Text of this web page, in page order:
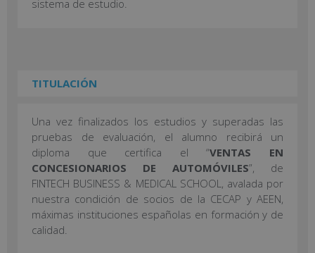
sistema de estudio.
TITULACIÓN
Una vez finalizados los estudios y superadas las
pruebas de evaluación, el alumno recibirá un
diploma que certifica el “VENTAS EN
CONCESIONARIOS DE AUTOMÓVILES”, de
FINTECH BUSINESS & MEDICAL SCHOOL, avalada por
nuestra condición de socios de la CECAP y AEEN,
máximas instituciones españolas en formación y de
calidad.